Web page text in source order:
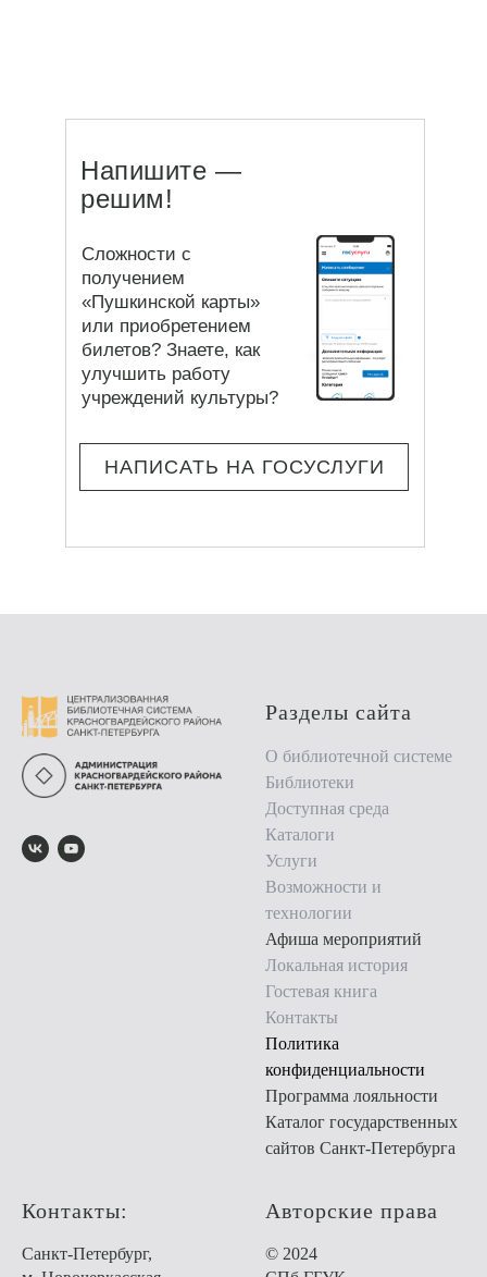
Сложности с
получением
«Пушкинской карты»
или приобретением
билетов? Знаете, как
улучшить работу
учреждений культуры?
НАПИСАТЬ НА ГОСУСЛУГИ
Напишите —
решим!
Разделы сайта
О библиотечной системе
Библиотеки
Доступная среда
Каталоги
Услуги
Возможности и
технологии
Афиша мероприятий
Локальная история
Гостевая книга
Контакты
Политика
конфиденциальности
Программа лояльности
Каталог государственных
сайтов Санкт-Петербурга
Контакты:
Санкт-Петербург,
Авторские права
© 2024